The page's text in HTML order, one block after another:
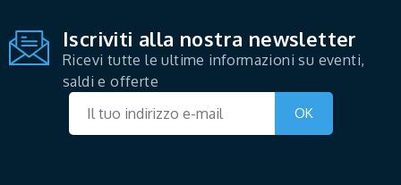
Iscriviti alla nostra newsletter
Ricevi tutte le ultime informazioni su eventi,
saldi e offerte